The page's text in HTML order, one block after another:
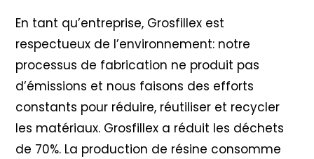
En tant qu’entreprise, Grosfillex est
respectueux de l’environnement: notre
processus de fabrication ne produit pas
d’émissions et nous faisons des efforts
constants pour réduire, réutiliser et recycler
les matériaux. Grosfillex a réduit les déchets
de 70%. La production de résine consomme